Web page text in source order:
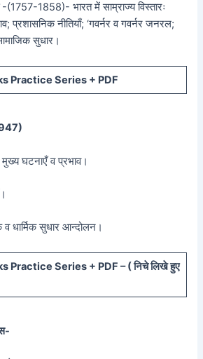
-(1757-1858)- भारत में साम्राज्य विस्तारः
प्रशासनिक नीतियाँ; ‘गवर्नर व गवर्नर जनरल;
सुधार।
Practice Series + PDF
घटनाएँ व प्रभाव।
धार्मिक सुधार आन्दोलन।
Practice Series + PDF – (निचे लिखे हुए